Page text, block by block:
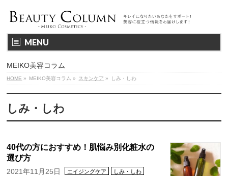
MENU
MEIKO美容コラム
HOME » MEIKO美容コラム » スキンケア » しみ・しわ
しみ・しわ
40代の方におすすめ！肌悩み別化粧水の
選び方
2021年11月25日 エイジングケア
しみ・しわ